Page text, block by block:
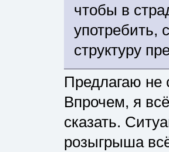
чтобы в
употребить,
структуру
Предлагаю не
Впрочем, я
сказать.
розыгрыша